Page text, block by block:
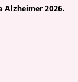
Alzheimer 2026.